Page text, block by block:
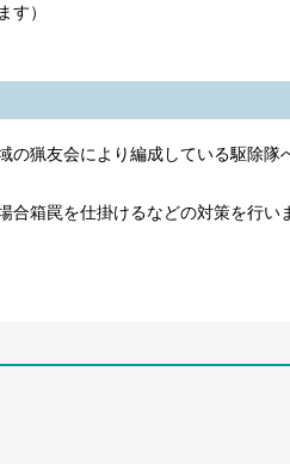
）
猟友会により編成している駆除隊
箱罠を仕掛けるなどの対策を行い